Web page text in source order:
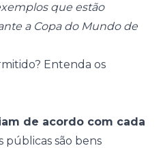
que estão
a Copa do Mundo de
Entenda os
de acordo com cada
públicas são bens